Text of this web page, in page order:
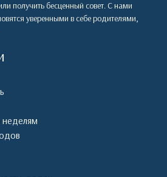
получить бесценный совет. С нами
уверенными в себе родителями,